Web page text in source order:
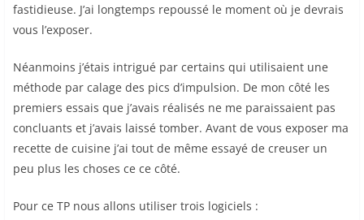
fastidieuse. J’ai longtemps repoussé le moment où je devrais
vous l’exposer.
Néanmoins j’étais intrigué par certains qui utilisaient une
méthode par calage des pics d’impulsion. De mon côté les
premiers essais que j’avais réalisés ne me paraissaient pas
concluants et j’avais laissé tomber. Avant de vous exposer ma
recette de cuisine j’ai tout de même essayé de creuser un
peu plus les choses ce ce côté.
Pour ce TP nous allons utiliser trois logiciels :